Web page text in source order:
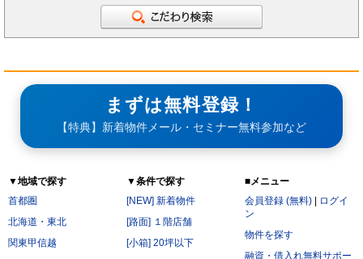
開示された後、被開示者の責めによらず公知となった情報
被開示者が第三者より正当に得た情報
開示された情報と無関係に、被開示者が自ら開発、創作した情報
次の各号のいずれかに該当する場合には、当社が本サービスの提供を停止することがあります。
サービス提供用のシステムの保守または工事の都合上やむを得ない場合
火災・停電などによりサービスの提供ができないと当社が判断した場合
地震、噴火、洪水、津波などの天災、若しくは戦争、変乱、暴動、騒乱、労働争議等により
サービスの提供ができないと当社が判断した場合
した場合
第7条（禁止行為）
会員は以下の各号に該当する行為をおこなってはならないものとします。
他の会員に成りすまし、本サービスを利用する行為
二重に会員登録する行為
当社および他の会員に不利益を与える行為
本規約および法令に違反する行為
まずは無料登録！
【特典】新着物件メール・セミナー無料参加など
▼地域で探す
首都圏
北海道・東北
関東甲信越
▼条件で探す
[NEW] 新着物件
[路面] １階店舗
[小箱] 20坪以下
■メニュー
会員登録 (無料)
ログイ
ン
物件を探す
融資・借入れ無料サポー